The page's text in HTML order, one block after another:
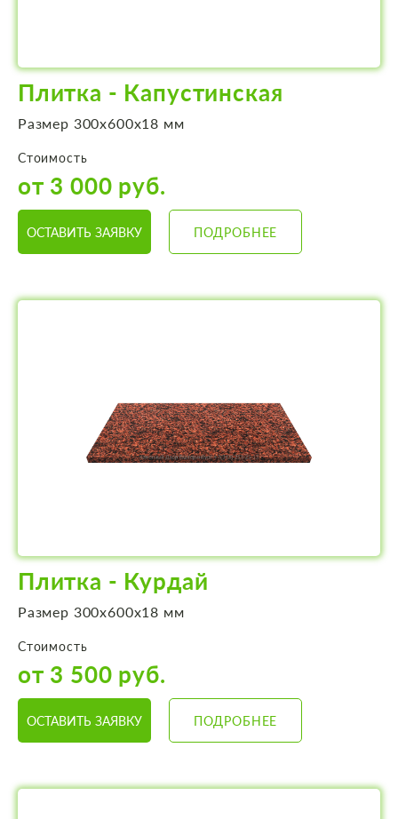
Плитка - Капустинская
Размер 300х600х18 мм
Стоимость
от 3 000 руб.
ОСТАВИТЬ ЗАЯВКУ ПОДРОБНЕЕ
Плитка - Курдай
Размер 300х600х18 мм
Стоимость
от 3 500 руб.
ОСТАВИТЬ ЗАЯВКУ ПОДРОБНЕЕ